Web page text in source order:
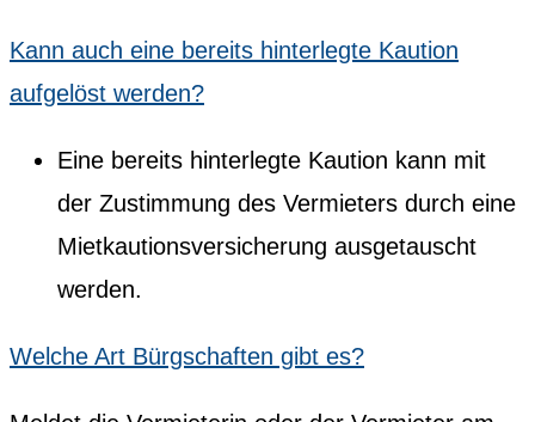
Kann auch eine bereits hinterlegte Kaution
aufgelöst werden?
Eine bereits hinterlegte Kaution kann mit
der Zustimmung des Vermieters durch eine
Mietkautionsversicherung ausgetauscht
werden.
Welche Art Bürgschaften gibt es?